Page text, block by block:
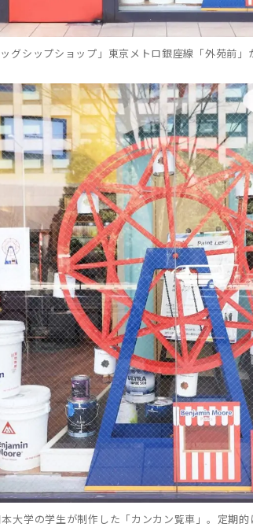
グシップショップ」東京メトロ銀座線「外苑前」
大学の学生が制作した「カンカン覧車」。定期的